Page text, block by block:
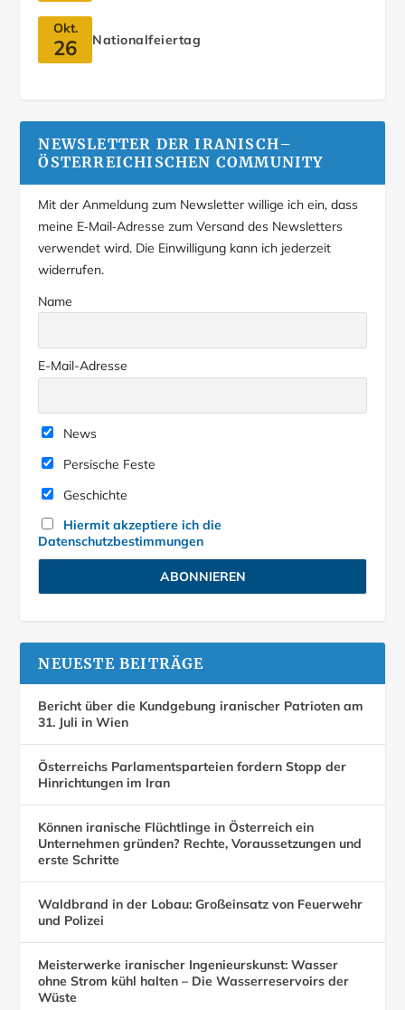
Okt.
26 Nationalfeiertag
NEWSLETTER DER IRANISCH–
ÖSTERREICHISCHEN COMMUNITY
Mit der Anmeldung zum Newsletter willige ich ein, dass
meine E‑Mail‑Adresse zum Versand des Newsletters
verwendet wird. Die Einwilligung kann ich jederzeit
widerrufen.
Name
E-Mail-Adresse
News
Persische Feste
Geschichte
Hiermit akzeptiere ich die
Datenschutzbestimmungen
NEUESTE BEITRÄGE
Bericht über die Kundgebung iranischer Patrioten am
31. Juli in Wien
Österreichs Parlamentsparteien fordern Stopp der
Hinrichtungen im Iran
Können iranische Flüchtlinge in Österreich ein
Unternehmen gründen? Rechte, Voraussetzungen und
erste Schritte
Waldbrand in der Lobau: Großeinsatz von Feuerwehr
und Polizei
Meisterwerke iranischer Ingenieurskunst: Wasser
ohne Strom kühl halten – Die Wasserreservoirs der
Wüste